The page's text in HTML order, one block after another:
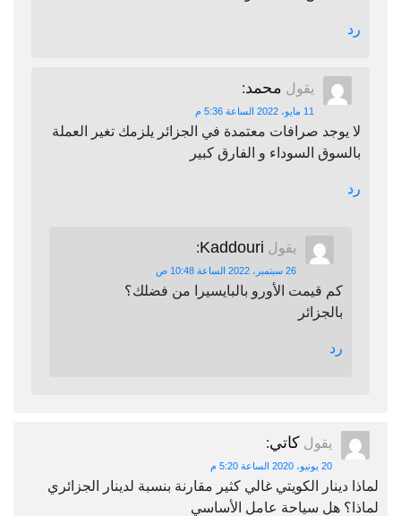
رد
يقول محمد:
11 مايو، 2022 الساعة 5:36 م
لا يوجد صرافات معتمدة في الجزائر يلزمك تغير العملة
بالسوق السوداء و الفارق كبير
رد
يقول Kaddouri
:
26 سبتمبر، 2022 الساعة 10:48 ص
كم قيمت الأورو بالبايسيرا من فضلك؟
بالجزائر
رد
يقول كاتي:
20 يونيو، 2020 الساعة 5:20 م
لماذا دينار الكويتي غالي كثير مقارنة بنسبة لدينار الجزائري
لماذا؟ هل سياحة عامل الأساسي